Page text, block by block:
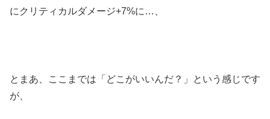
にクリティカルダメージ+7%に…、
とまあ、ここまでは「どこがいいんだ？」という感じです
が、